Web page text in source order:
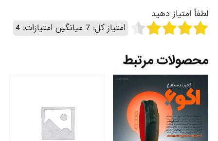
لطفاً امتیاز دهید
امتیاز کل: 7 میانگین امتیازات: 4
محصولات مرتبط